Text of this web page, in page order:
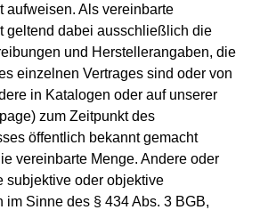
aufweisen. Als vereinbarte
geltend dabei ausschließlich die
und Herstellerangaben, die
einzelnen Vertrages sind oder von
in Katalogen oder auf unserer
zum Zeitpunkt des
öffentlich bekannt gemacht
vereinbarte Menge. Andere oder
subjektive oder objektive
im Sinne des § 434 Abs. 3 BGB,